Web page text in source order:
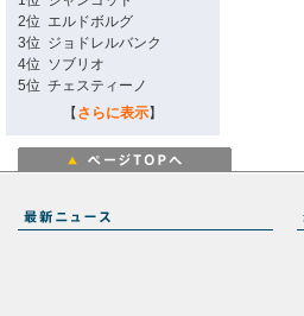
2位 エルドボルグ
3位 ジョドレルバンク
4位 ソブリオ
5位 チェスティーノ
【 さらに表示】